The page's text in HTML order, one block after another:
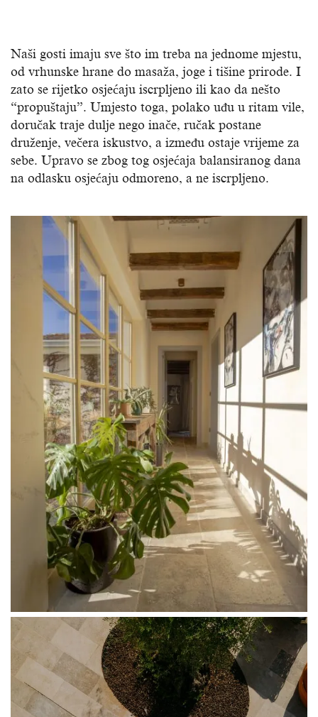
Naši gosti imaju sve što im treba na jednome mjestu,
od vrhunske hrane do masaža, joge i tišine prirode. I
zato se rijetko osjećaju iscrpljeno ili kao da nešto
“propuštaju”. Umjesto toga, polako uđu u ritam vile,
doručak traje dulje nego inače, ručak postane
druženje, večera iskustvo, a između ostaje vrijeme za
sebe. Upravo se zbog tog osjećaja balansiranog dana
na odlasku osjećaju odmoreno, a ne iscrpljeno.